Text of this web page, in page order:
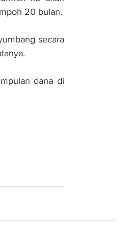
20 bulan.
secara
dana di